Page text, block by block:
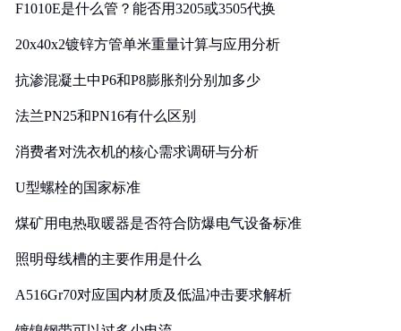
F1010E是什么管？能否用3205或3505代换
20x40x2镀锌方管单米重量计算与应用分析
抗渗混凝土中P6和P8膨胀剂分别加多少
法兰PN25和PN16有什么区别
消费者对洗衣机的核心需求调研与分析
U型螺栓的国家标准
煤矿用电热取暖器是否符合防爆电气设备标准
照明母线槽的主要作用是什么
A516Gr70对应国内材质及低温冲击要求解析